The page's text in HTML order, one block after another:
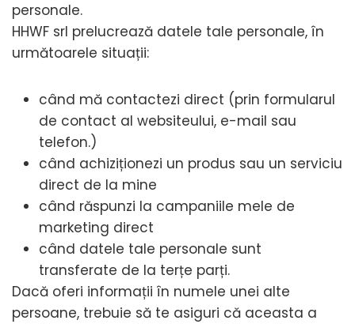
personale.
HHWF srl prelucrează datele tale personale, în
următoarele situații:
când mă contactezi direct (prin formularul
de contact al websiteului, e-mail sau
telefon.)
când achiziționezi un produs sau un serviciu
direct de la mine
când răspunzi la campaniile mele de
marketing direct
când datele tale personale sunt
transferate de la terțe parți.
Dacă oferi informații în numele unei alte
persoane, trebuie să te asiguri că aceasta a